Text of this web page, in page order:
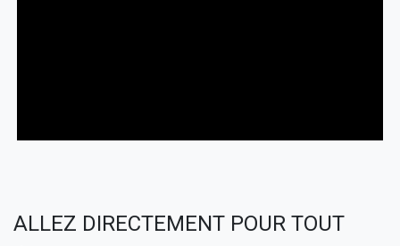
ALLEZ DIRECTEMENT POUR TOUT